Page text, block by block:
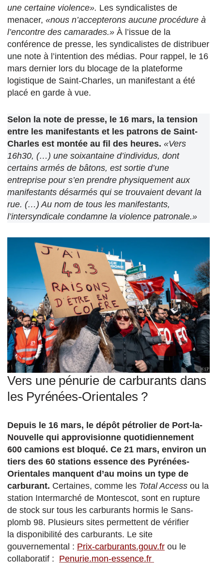
une certaine violence». Les syndicalistes de
menacer, «nous n’accepterons aucune procédure à
l’encontre des camarades.» À l’issue de la
conférence de presse, les syndicalistes de distribuer
une note à l’intention des médias. Pour rappel, le 16
mars dernier lors du blocage de la plateforme
logistique de Saint-Charles, un manifestant a été
placé en garde à vue.
Selon la note de presse, le 16 mars, la tension
entre les manifestants et les patrons de Saint-
Charles est montée au fil des heures. «Vers
16h30, (…) une soixantaine d’individus, dont
certains armés de bâtons, est sortie d’une
entreprise pour s’en prendre physiquement aux
manifestants désarmés qui se trouvaient devant la
rue. (…) Au nom de tous les manifestants,
l’intersyndicale condamne la violence patronale.»
Vers une pénurie de carburants dans
les Pyrénées-Orientales ?
Depuis le 16 mars, le dépôt pétrolier de Port-la-
Nouvelle qui approvisionne quotidiennement
600 camions est bloqué. Ce 21 mars, environ un
tiers des 60 stations essence des Pyrénées-
Orientales manquent d’au moins un type de
carburant. Certaines, comme les Total Access ou la
station Intermarché de Montescot, sont en rupture
de stock sur tous les carburants hormis le Sans-
plomb 98. Plusieurs sites permettent de vérifier
la disponibilité des carburants. Le site
gouvernemental : Prix-carburants.gouv.fr ou le
collaboratif : Penurie.mon-essence.fr